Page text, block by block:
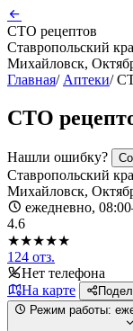
СТО рецептов
Ставропольский
Михайловск,
Главная/ Аптеки/
СТО
Нашли ошибку?
Ставропольский
Михайловск,
ежедневно,
4.6
★★★★★
124 отз.
Нет телефона
На карте
Режим работы: